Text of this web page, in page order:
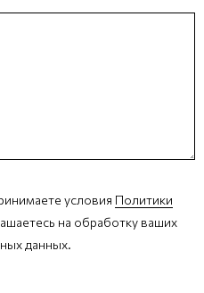
условия Политики
на обработку ваших
данных.